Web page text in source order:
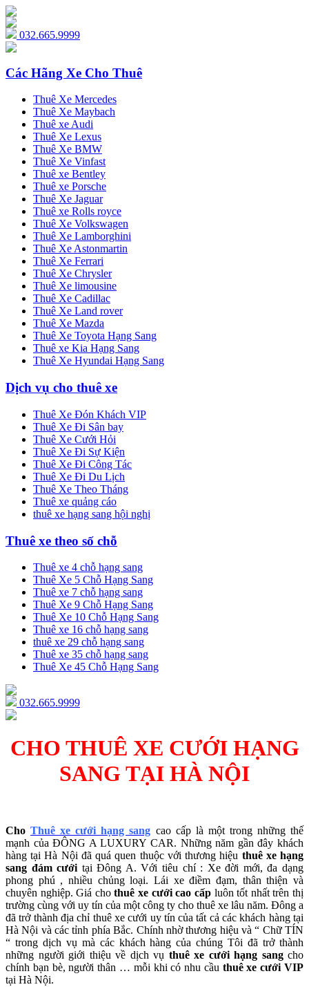
032.665.9999
Các Hãng Xe Cho Thuê
Thuê Xe Mercedes
Thuê Xe Maybach
Thuê xe Audi
Thuê Xe Lexus
Thuê Xe BMW
Thuê Xe Vinfast
Thuê xe Bentley
Thuê xe Porsche
Thuê Xe Jaguar
Thuê xe Rolls royce
Thuê Xe Volkswagen
Thuê Xe Lamborghini
Thuê Xe Astonmartin
Thuê Xe Ferrari
Thuê Xe Chrysler
Thuê Xe limousine
Thuê Xe Cadillac
Thuê Xe Land rover
Thuê Xe Mazda
Thuê Xe Toyota Hạng Sang
Thuê xe Kia Hạng Sang
Thuê Xe Hyundai Hạng Sang
Dịch vụ cho thuê xe
Thuê Xe Đón Khách VIP
Thuê Xe Đi Sân bay
Thuê Xe Cưới Hỏi
Thuê Xe Đi Sự Kiện
Thuê Xe Đi Công Tác
Thuê Xe Đi Du Lịch
Thuê Xe Theo Tháng
Thuê xe quảng cáo
thuê xe hạng sang hội nghị
Thuê xe theo số chỗ
Thuê xe 4 chỗ hạng sang
Thuê Xe 5 Chỗ Hạng Sang
Thuê xe 7 chỗ hạng sang
Thuê Xe 9 Chỗ Hạng Sang
Thuê Xe 10 Chỗ Hạng Sang
Thuê xe 16 chỗ hạng sang
thuê xe 29 chỗ hạng sang
Thuê xe 35 chỗ hạng sang
Thuê Xe 45 Chỗ Hạng Sang
032.665.9999
CHO THUÊ XE CƯỚI HẠNG
SANG TẠI HÀ NỘI
ChoThuê xe cưới hạng sang cao cấp là một trong những thế
mạnh của ĐÔNG A LUXURY CAR. Những năm gần đây khách
hàng tại Hà Nội đã quá quen thuộc với thương hiệu thuê xe hạng
sang đám cưới tại Đông A. Với tiêu chí : Xe đời mới, đa dạng
phong phú , nhiều chủng loại. Lái xe điềm đạm, thân thiện và
chuyên nghiệp. Giá chothuê xe cưới cao cấpluôn tốt nhất trên thị
trường cùng với uy tín của một công ty cho thuê xe lâu năm. Đông a
đã trở thành địa chỉ thuê xe cưới uy tín của tất cả các khách hàng tại
Hà Nội và các tỉnh phía Bắc. Chính nhờ thương hiệu và “ Chữ TÍN
“ trong dịch vụ mà các khách hàng của chúng Tôi đã trở thành
những người giới thiệu về dịch vụ thuê xe cưới hạng sangcho
chính bạn bè, người thân … mỗi khi có nhu cầu thuê xe cưới VIP
tại Hà Nội.